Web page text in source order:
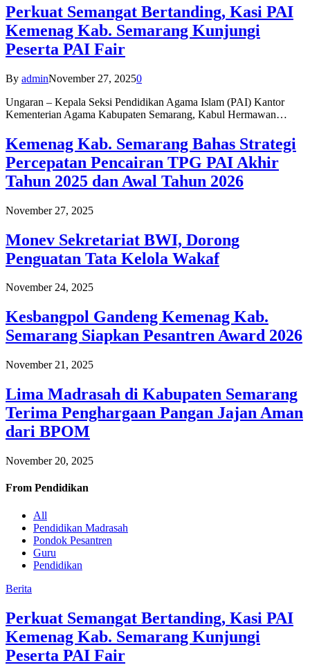
Perkuat Semangat Bertanding, Kasi PAI
Kemenag Kab. Semarang Kunjungi
Peserta PAI Fair
By adminNovember 27, 20250
Ungaran – Kepala Seksi Pendidikan Agama Islam (PAI) Kantor
Kementerian Agama Kabupaten Semarang, Kabul Hermawan…
Kemenag Kab. Semarang Bahas Strategi
Percepatan Pencairan TPG PAI Akhir
Tahun 2025 dan Awal Tahun 2026
November 27, 2025
Monev Sekretariat BWI, Dorong
Penguatan Tata Kelola Wakaf
November 24, 2025
Kesbangpol Gandeng Kemenag Kab.
Semarang Siapkan Pesantren Award 2026
November 21, 2025
Lima Madrasah di Kabupaten Semarang
Terima Penghargaan Pangan Jajan Aman
dari BPOM
November 20, 2025
From Pendidikan
All
Pendidikan Madrasah
Pondok Pesantren
Guru
Pendidikan
Berita
Perkuat Semangat Bertanding, Kasi PAI
Kemenag Kab. Semarang Kunjungi
Peserta PAI Fair